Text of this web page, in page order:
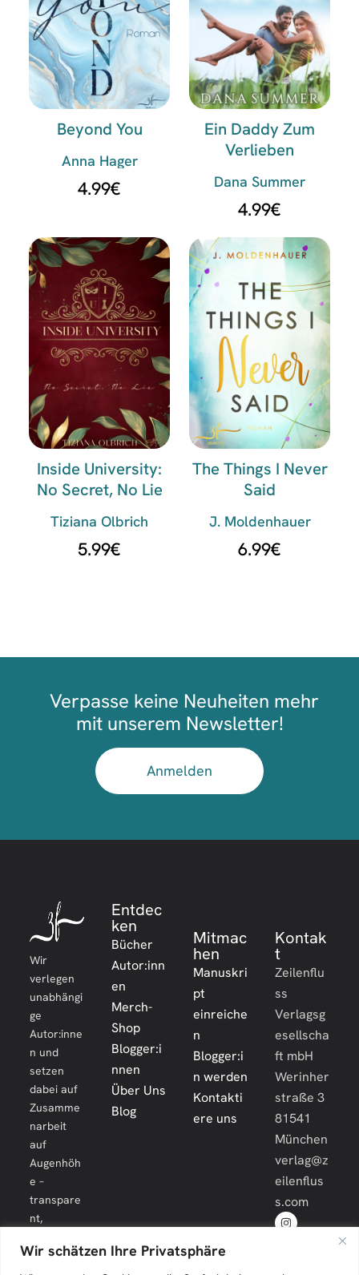
Wir schätzen Ihre Privatsphäre
Beyond You
Anna Hager
4.99€
Ein Daddy Zum
Verlieben
Dana Summer
4.99€
Inside University:
No Secret, No Lie
Tiziana Olbrich
5.99€
The Things I Never
Said
J. Moldenhauer
6.99€
Verpasse keine Neuheiten mehr
mit unserem Newsletter!
Anmelden
Wir
verlegen
unabhängi
ge
Autor:inne
n und
setzen
dabei auf
Zusamme
narbeit
auf
Augenhöh
e –
transpare
nt,
und
Entdec
ken
Bücher
Autor:inn
en
Merch-
Shop
Blogger:i
nnen
Über Uns
Blog
Mitmac
hen
Manuskri
pt
einreiche
n
Blogger:i
n werden
Kontakti
ere uns
Kontak
t
Zeilenflu
ss
Verlagsg
esellscha
ft mbH
Werinher
straße 3
81541
München
verlag@z
eilenflus
s.com